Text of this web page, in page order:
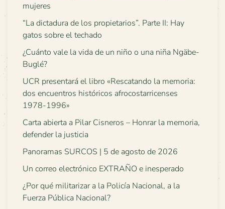
mujeres
“La dictadura de los propietarios”. Parte II: Hay
gatos sobre el techado
¿Cuánto vale la vida de un niño o una niña Ngäbe-
Buglé?
UCR presentará el libro «Rescatando la memoria:
dos encuentros históricos afrocostarricenses
1978-1996»
Carta abierta a Pilar Cisneros – Honrar la memoria,
defender la justicia
Panoramas SURCOS | 5 de agosto de 2026
Un correo electrónico EXTRAÑO e inesperado
¿Por qué militarizar a la Policía Nacional, a la
Fuerza Pública Nacional?